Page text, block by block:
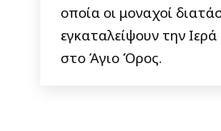
οποία οι μοναχοί
εγκαταλείψουν την
στο Άγιο Όρος.